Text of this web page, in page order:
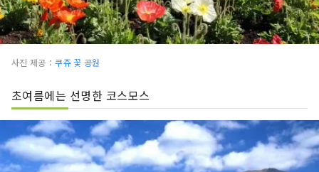
사진 제공：쿠쥬 꽃 공원
초여름에는 선명한 코스모스